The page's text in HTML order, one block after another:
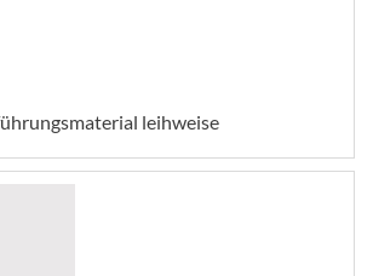
leihweise